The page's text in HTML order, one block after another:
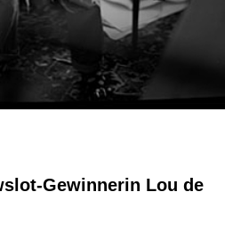
Gewinnerin Lou de